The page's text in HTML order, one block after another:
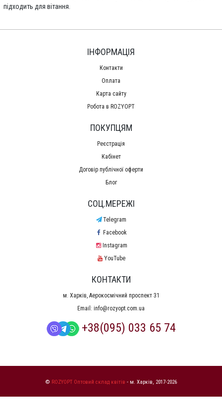
підходить для вітання.
ІНФОРМАЦІЯ
Контакти
Оплата
Карта сайту
Робота в ROZYOPT
ПОКУПЦЯМ
Реєстрація
Кабінет
Договір публічної оферти
Блог
СОЦ.МЕРЕЖІ
Telegram
Facebook
Instagram
YouTube
КОНТАКТИ
м. Харків, Аерокосмічний проспект 31
Email: info@rozyopt.com.ua
+38(095) 033 65 74
© ROZYOPT Оптовий склад квітів - м. Харків, 2017-2026